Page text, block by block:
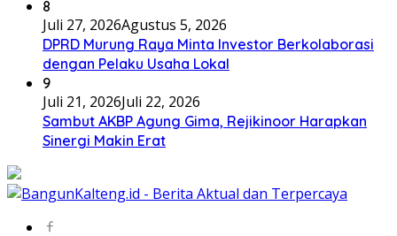
dengan Pelaku Usaha Lokal
9
Juli 21, 2026Juli 22, 2026
Sambut AKBP Agung Gima, Rejikinoor Harapkan
Sinergi Makin Erat